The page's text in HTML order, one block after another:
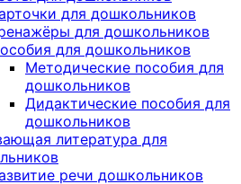
для дошкольников
для дошкольников
для дошкольников
Методические пособия для
дошкольников
Дидактические пособия для
дошкольников
литература для
речи дошкольников